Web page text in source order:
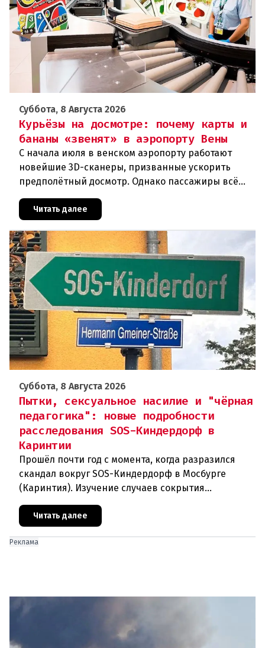
Суббота, 8 Августа 2026
Курьёзы на досмотре: почему карты и
бананы «звенят» в аэропорту Вены
С начала июля в венском аэропорту работают
новейшие 3D-сканеры, призванные ускорить
предполётный досмотр. Однако пассажиры всё
отправляют на дополнительную пров
Читать далее
Суббота, 8 Августа 2026
Пытки, сексуальное насилие и "чёрная
педагогика": новые подробности
расследования SOS-Киндердорф в
Каринтии
Прошёл почти год с момента, когда разразился
скандал вокруг SOS-Киндердорф в Мосбурге
(Каринтия). Изучение случаев сокрытия
масштабное расследование, которое продо
Читать далее
Реклама